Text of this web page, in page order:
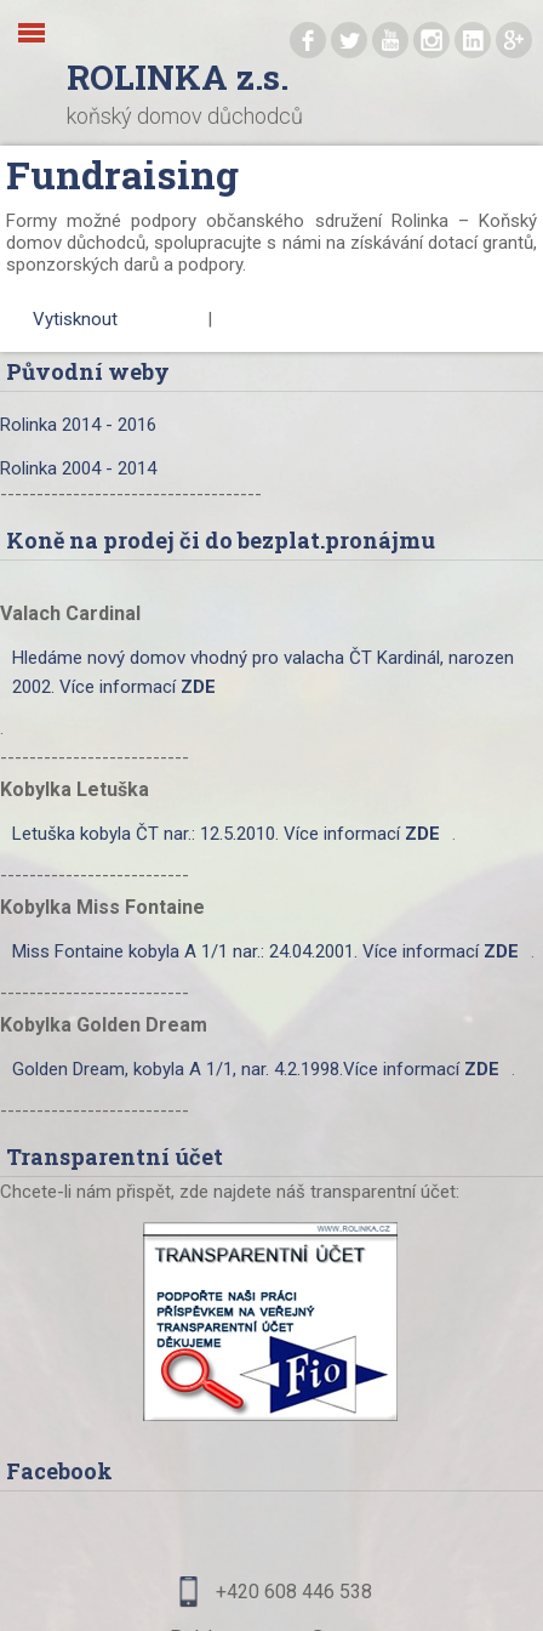
ROLINKA z.s.
koňský domov důchodců
. . . . . .
Fundraising
Formy možné podpory občanského sdružení Rolinka – Koňský
domov důchodců, spolupracujte s námi na získávání dotací grantů,
sponzorských darů a podpory.
Vytisknout |
Původní weby
Rolinka 2014 - 2016
Rolinka 2004 - 2014
------------------------------------
Koně na prodej či do bezplat.pronájmu
Valach Cardinal
Hledáme nový domov vhodný pro valacha ČT Kardinál, narozen
2002. Více informací ZDE
.
--------------------------
Kobylka Letuška
Letuška kobyla ČT nar.: 12.5.2010. Více informací ZDE
.
--------------------------
Kobylka Miss Fontaine
Miss Fontaine kobyla A 1/1 nar.: 24.04.2001. Více informací ZDE
.
--------------------------
Kobylka Golden Dream
Golden Dream, kobyla A 1/1, nar. 4.2.1998.Více informací ZDE
.
--------------------------
Transparentní účet
Chcete-li nám přispět, zde najdete náš transparentní účet:
Facebook
+420 608 446 538